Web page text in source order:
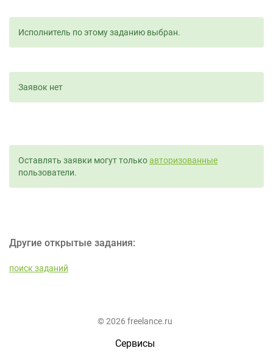
Исполнитель по этому заданию выбран.
Заявок нет
Оставлять заявки могут толькоавторизованные
пользователи.
Другие открытые задания:
поиск заданий
© 2026 freelance.ru
Сервисы